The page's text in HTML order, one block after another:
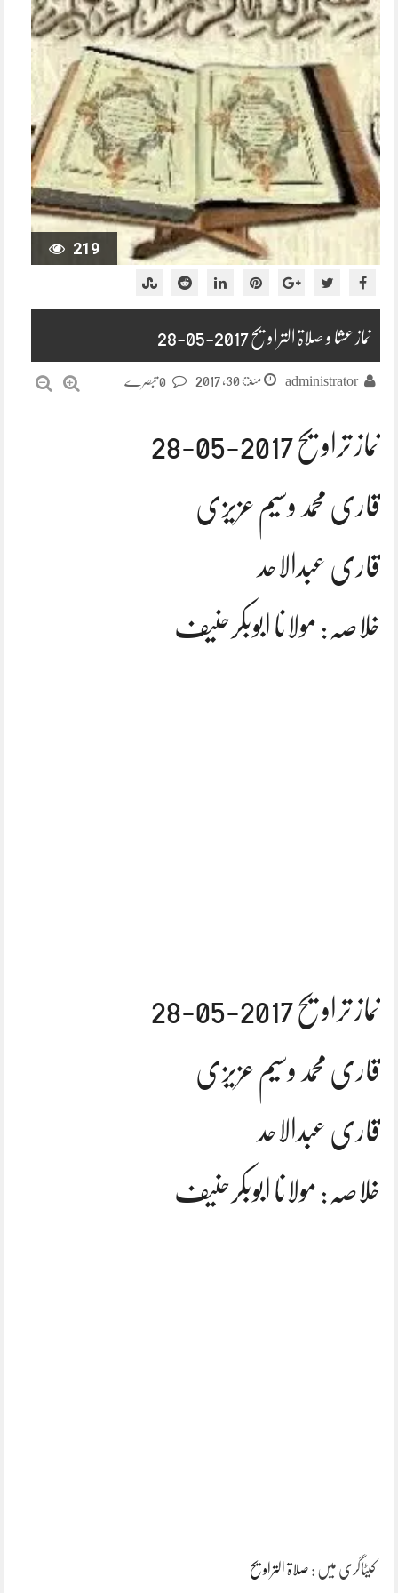
219
ںماز عشا و صلاۃ التراویح 2017-05-28
administrator مئ 30, 2017
نماز تراویح 2017-05-28
قاری محمد وسیم عزیزی
قاری عبدالاحد
خلاصہ: مولانا ابوبکرحنیف
نماز تراویح 2017-05-28
قاری محمد وسیم عزیزی
قاری عبدالاحد
خلاصہ: مولانا ابوبکرحنیف
کیٹاگری میں : صلاۃ التراویح